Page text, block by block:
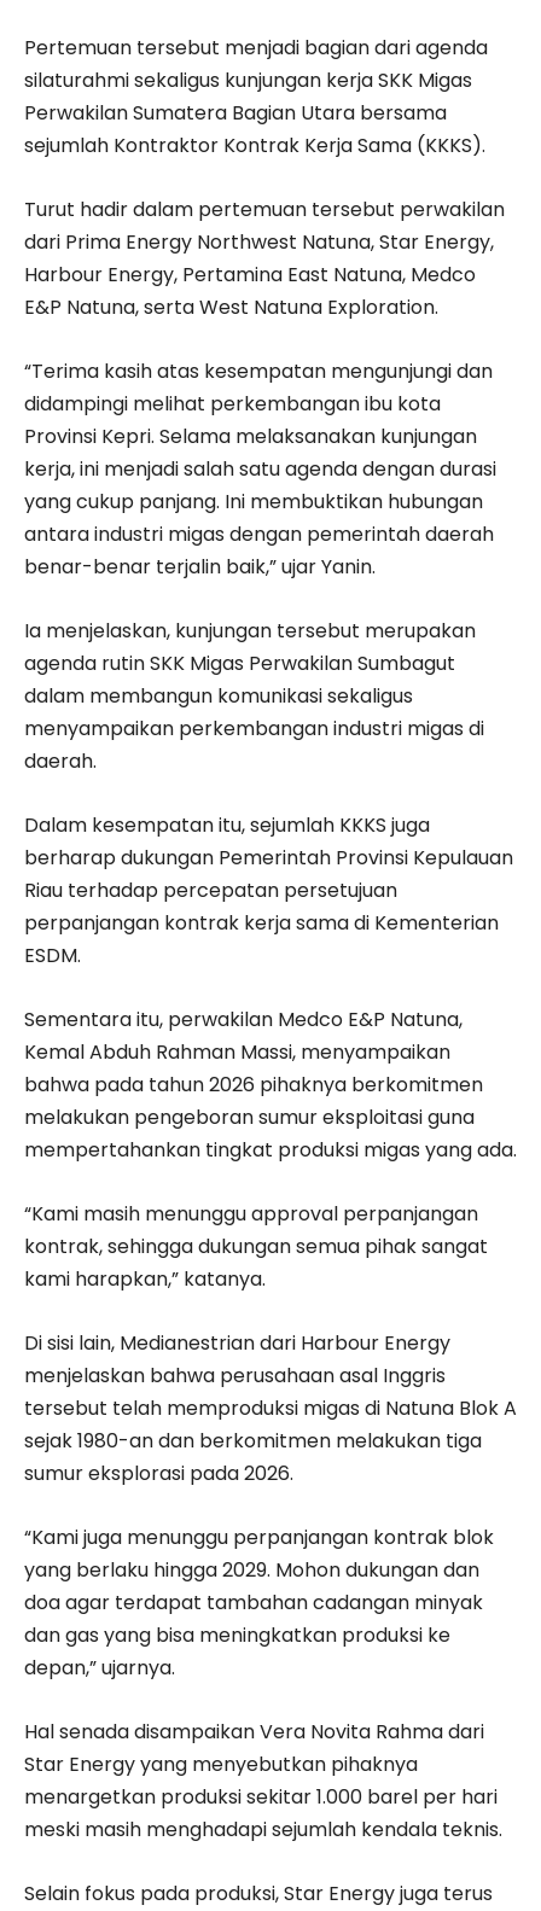
Pertemuan tersebut menjadi bagian dari agenda
silaturahmi sekaligus kunjungan kerja SKK Migas
Perwakilan Sumatera Bagian Utara bersama
sejumlah Kontraktor Kontrak Kerja Sama (KKKS).
Turut hadir dalam pertemuan tersebut perwakilan
dari Prima Energy Northwest Natuna, Star Energy,
Harbour Energy, Pertamina East Natuna, Medco
E&P Natuna, serta West Natuna Exploration.
“Terima kasih atas kesempatan mengunjungi dan
didampingi melihat perkembangan ibu kota
Provinsi Kepri. Selama melaksanakan kunjungan
kerja, ini menjadi salah satu agenda dengan durasi
yang cukup panjang. Ini membuktikan hubungan
antara industri migas dengan pemerintah daerah
benar-benar terjalin baik,” ujar Yanin.
Ia menjelaskan, kunjungan tersebut merupakan
agenda rutin SKK Migas Perwakilan Sumbagut
dalam membangun komunikasi sekaligus
menyampaikan perkembangan industri migas di
daerah.
Dalam kesempatan itu, sejumlah KKKS juga
berharap dukungan Pemerintah Provinsi Kepulauan
Riau terhadap percepatan persetujuan
perpanjangan kontrak kerja sama di Kementerian
ESDM.
Sementara itu, perwakilan Medco E&P Natuna,
Kemal Abduh Rahman Massi, menyampaikan
bahwa pada tahun 2026 pihaknya berkomitmen
melakukan pengeboran sumur eksploitasi guna
mempertahankan tingkat produksi migas yang ada.
“Kami masih menunggu approval perpanjangan
kontrak, sehingga dukungan semua pihak sangat
kami harapkan,” katanya.
Di sisi lain, Medianestrian dari Harbour Energy
menjelaskan bahwa perusahaan asal Inggris
tersebut telah memproduksi migas di Natuna Blok A
sejak 1980-an dan berkomitmen melakukan tiga
sumur eksplorasi pada 2026.
“Kami juga menunggu perpanjangan kontrak blok
yang berlaku hingga 2029. Mohon dukungan dan
doa agar terdapat tambahan cadangan minyak
dan gas yang bisa meningkatkan produksi ke
depan,” ujarnya.
Hal senada disampaikan Vera Novita Rahma dari
Star Energy yang menyebutkan pihaknya
menargetkan produksi sekitar 1.000 barel per hari
meski masih menghadapi sejumlah kendala teknis.
Selain fokus pada produksi, Star Energy juga terus